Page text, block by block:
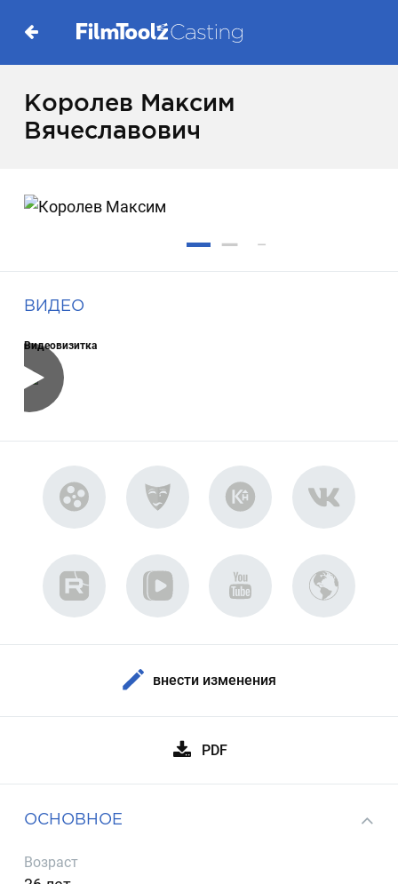
Королев Максим
Вячеславович
ВИДЕО
Видеовизитка
внести изменения
PDF
ОСНОВНОЕ
Возраст